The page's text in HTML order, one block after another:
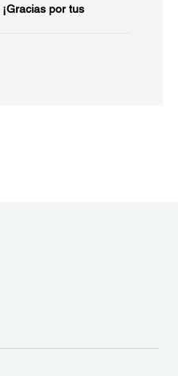
¡Gracias por tus